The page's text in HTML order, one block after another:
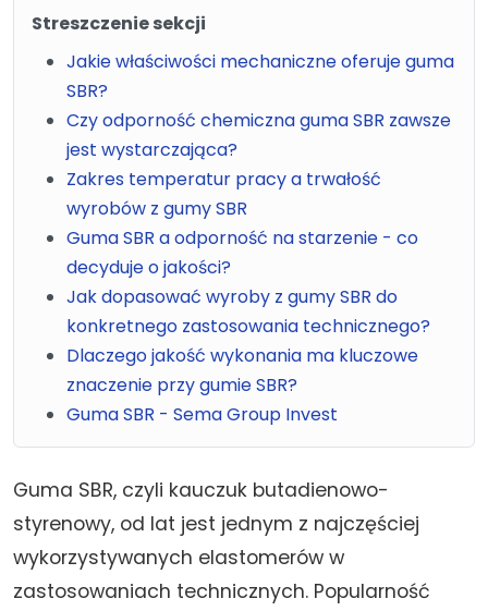
Streszczenie sekcji
Jakie właściwości mechaniczne oferuje guma
SBR?
Czy odporność chemiczna guma SBR zawsze
jest wystarczająca?
Zakres temperatur pracy a trwałość
wyrobów z gumy SBR
Guma SBR a odporność na starzenie - co
decyduje o jakości?
Jak dopasować wyroby z gumy SBR do
konkretnego zastosowania technicznego?
Dlaczego jakość wykonania ma kluczowe
znaczenie przy gumie SBR?
Guma SBR - Sema Group Invest
Guma SBR, czyli kauczuk butadienowo-
styrenowy, od lat jest jednym z najczęściej
wykorzystywanych elastomerów w
zastosowaniach technicznych. Popularność